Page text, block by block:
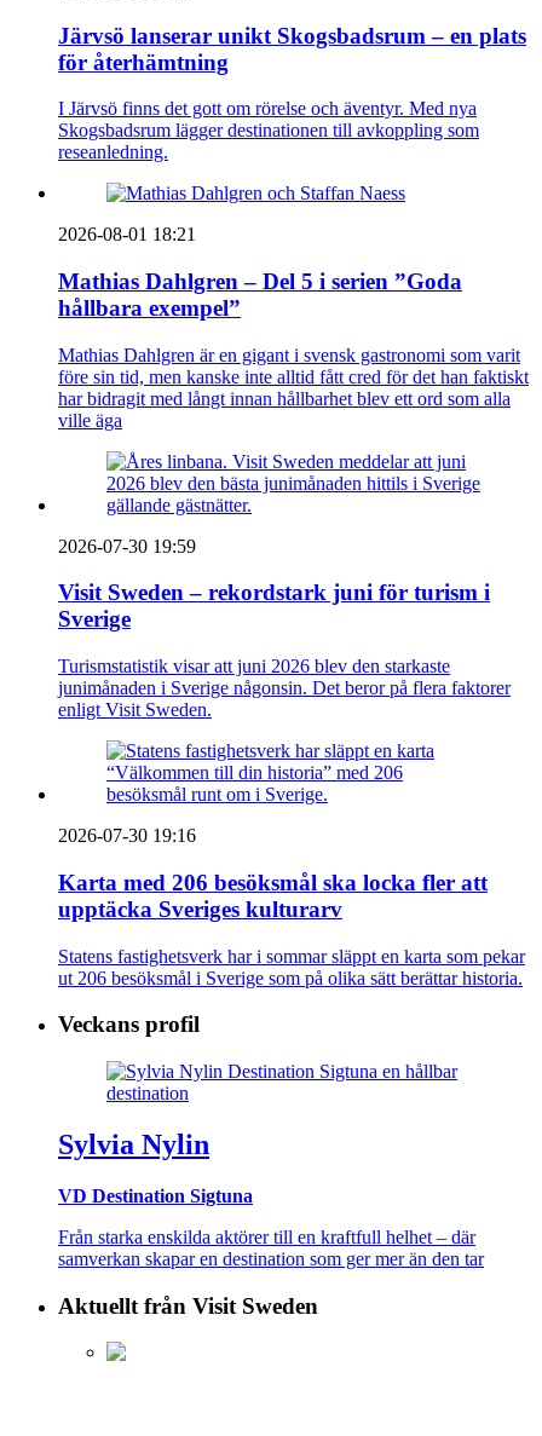
Järvsö lanserar unikt Skogsbadsrum – en plats
för återhämtning
I Järvsö finns det gott om rörelse och äventyr. Med nya
Skogsbadsrum lägger destinationen till avkoppling som
reseanledning.
2026-08-01 18:21
Mathias Dahlgren – Del 5 i serien ”Goda
hållbara exempel”
Mathias Dahlgren är en gigant i svensk gastronomi som varit
före sin tid, men kanske inte alltid fått cred för det han faktiskt
har bidragit med långt innan hållbarhet blev ett ord som alla
ville äga
2026-07-30 19:59
Visit Sweden – rekordstark juni för turism i
Sverige
Turismstatistik visar att juni 2026 blev den starkaste
junimånaden i Sverige någonsin. Det beror på flera faktorer
enligt Visit Sweden.
2026-07-30 19:16
Karta med 206 besöksmål ska locka fler att
upptäcka Sveriges kulturarv
Statens fastighetsverk har i sommar släppt en karta som pekar
ut 206 besöksmål i Sverige som på olika sätt berättar historia.
Veckans profil
Sylvia Nylin
VD Destination Sigtuna
Från starka enskilda aktörer till en kraftfull helhet – där
samverkan skapar en destination som ger mer än den tar
Aktuellt från Visit Sweden